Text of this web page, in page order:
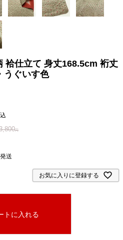
袷仕立て 身丈168.5cm 裄丈
うぐいす色
送
お気に入りに登録する
トに入れる